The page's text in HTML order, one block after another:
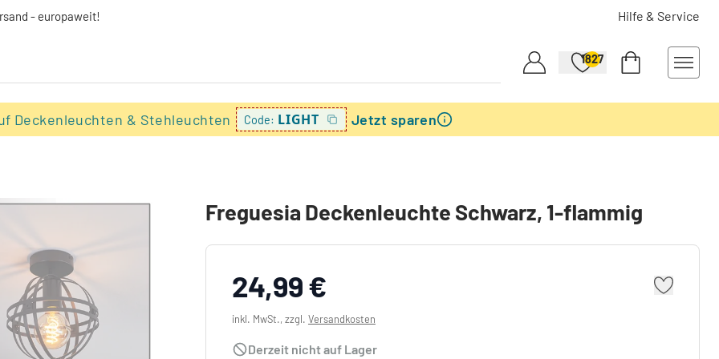
- europaweit! Hilfe & Service
1827
Deckenleuchten & Stehleuchten Code: LIGHT Jetzt sparen
Freguesia Deckenleuchte Schwarz, 1-flammig
24,99 €
inkl. MwSt., zzgl. Versandkosten
Derzeit nicht auf Lager